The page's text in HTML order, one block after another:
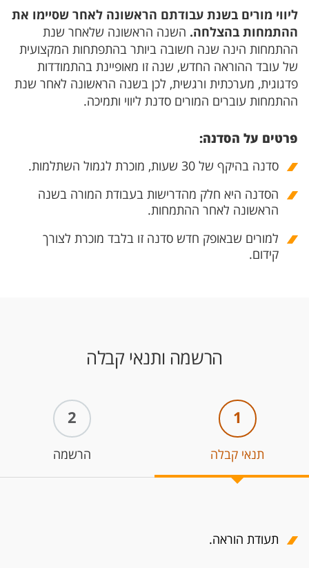
ליווי מורים בשנת עבודתם הראשונה לאחר שסיימו את
ההתמחות בהצלחה. השנה הראשונה שלאחר שנת
ההתמחות הינה שנה חשובה ביותר בהתפתחות המקצועית
של עובד ההוראה החדש, שנה זו מאופיינת בהתמודדות
פדגוגית, מערכתית ורגשית, לכן בשנה הראשונה לאחר שנת
ההתמחות עוברים המורים סדנת ליווי ותמיכה.
פרטים על הסדנה:
סדנה בהיקף של 30 שעות, מוכרת לגמול השתלמות.​​
הסדנה היא חלק מהדרישות בעבודת המורה בשנה
הראשונה לאחר ההתמחות.
למורים שבאופק חדש סדנה זו בלבד מוכרת לצורך
קידום.
הרשמה ותנאי קבלה
1
תנאי קבלה
2
הרשמה
תעודת הוראה.